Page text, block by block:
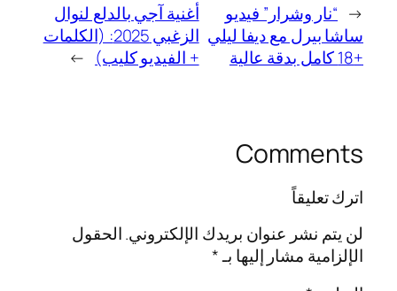
← “نار وشرار” فيديو
ساشا بيرل مع ديفا ليلي
+18 كامل بدقة عالية
أغنية آجي بالدلع لنوال
الزغبي 2025: (الكلمات
+ الفيديو كليب) →
Comments
اترك تعليقاً
لن يتم نشر عنوان بريدك الإلكتروني.الحقول
الإلزامية مشار إليها بـ*